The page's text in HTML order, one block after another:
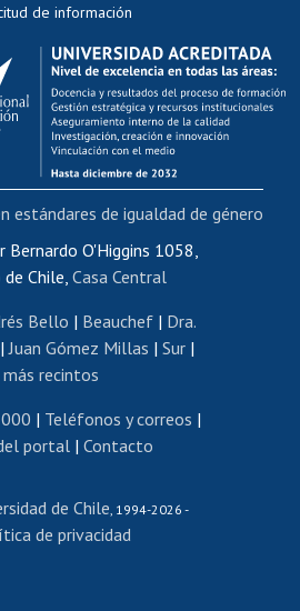
docente
académica
al AUCAI
os
internos de capacitación
del personal
de movilidad interna
de renta
de renta honorarios
páginas blancas
Extranjeras/os
y reconocimiento de títulos
de Movilidad Estudiantil
de español
de información
Bernardo O'Higgins 1058,
Chile, Casa Central
Bello | Beauchef| Dra.
|Juan Gómez Millas | Sur |
más recintos
| Teléfonos y correos |
portal| Contacto
de Chile, 1994-2026 -
de privacidad
estándares de igualdad de género